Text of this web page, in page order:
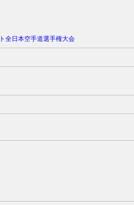
全日本空手道選手権大会